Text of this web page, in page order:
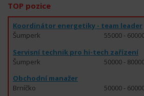
TOP pozice
Koordinátor energetiky - team leader
Šumperk
55000 -
Servisní technik pro hi-tech zařízení
Šumperk
50000 -
Obchodní manažer
Brníčko
50000 -